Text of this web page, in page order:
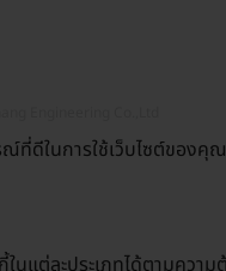
ที่ดีในการใช้เว็บไซต์ของ
แต่ละประเภทได้ตามความ